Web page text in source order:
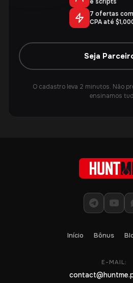
7 ofertas com
CPA até
Seja
O cadastro leva 2 minutos. Não
ensinamos
Início Bônus
E-MAIL: